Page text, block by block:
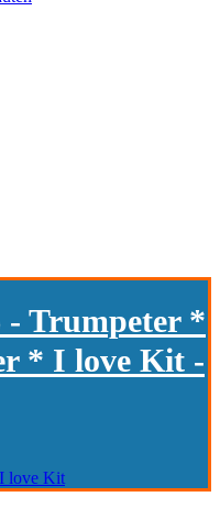
- Trumpeter *
* I love Kit -
I love Kit